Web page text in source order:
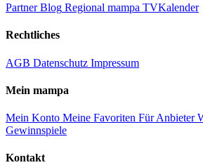
PartnerBlog Regional mampa TVKalender
Rechtliches
AGB Datenschutz Impressum
Mein mampa
Mein Konto Meine Favoriten Für Anbieter
Gewinnspiele
Kontakt